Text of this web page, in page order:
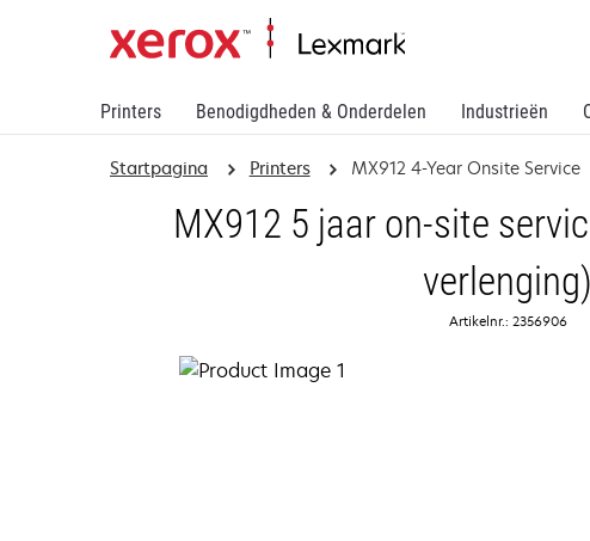
Printers Benodigdheden & Onderdelen Industrieën
Startpagina Printers MX912 4-Year Onsite Service
MX912 5 jaar on-site
verlenging)
Artikelnr.: 2356906